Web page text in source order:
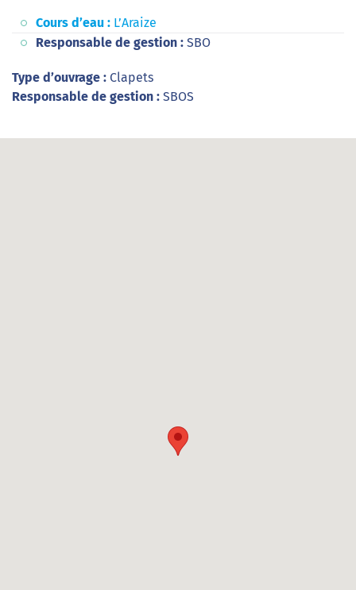
Cours d’eau : L’Araize
Responsable de gestion : SBO
Type d’ouvrage : Clapets
Responsable de gestion : SBOS